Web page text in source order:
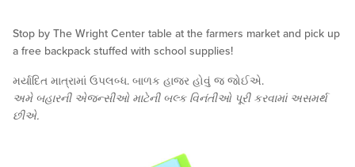
Stop by The Wright Center table at the farmers market and pick up
a free backpack stuffed with school supplies!
મર્યાદિત માત્રામાં ઉપલબ્ધ. બાળક હાજર હોવું જ જોઈએ.
અમે બહારની એજન્સીઓ માટેની બલ્ક વિનંતીઓ પૂરી કરવામાં અસમર્થ
છીએ.